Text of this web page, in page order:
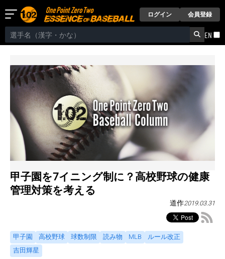
ログイン 会員登録
EN
甲子園を7イニング制に？高校野球の健康
管理対策を考える
道作2019.03.31
甲子園 高校野球 球数制限 読み物 MLB
ルール改正
吉田輝星